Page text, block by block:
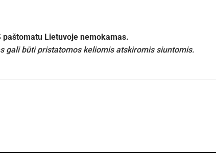
paštomatu Lietuvoje nemokamas.
gali būti pristatomos keliomis atskiromis siuntomis.